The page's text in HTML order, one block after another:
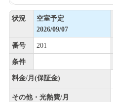
状況
空室予定
2026/09/07
番号 201
条件
料金/月(保証金)
その他・光熱費/月